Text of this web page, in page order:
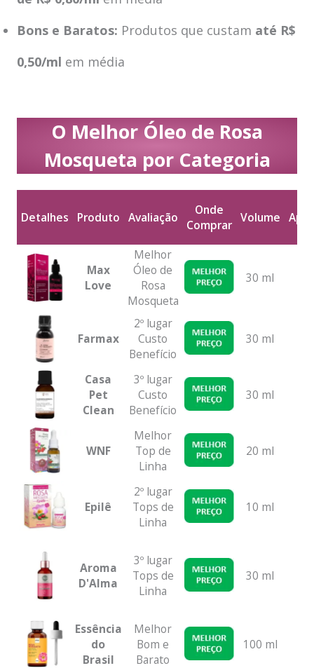
Bons e Baratos: Produtos que custam até R$
0,50/ml em média
O Melhor Óleo de Rosa
Mosqueta por Categoria
Detalhes Produto Avaliação
Onde
Comprar Volume
Detalhes Avaliação
Comprar
Max
Love
Melhor
Óleo de
Rosa
Mosqueta
30 ml
Farmax
2º lugar
Custo
Benefício
30 ml
Casa
Pet
Clean
3º lugar
Custo
Benefício
30 ml
WNF
Melhor
Top de
Linha
20 ml
Epilê
2º lugar
Tops de
Linha
10 ml
Aroma
D'Alma
3º lugar
Tops de
Linha
30 ml
Essência
do
Brasil
Melhor
Bom e
Barato
100 ml